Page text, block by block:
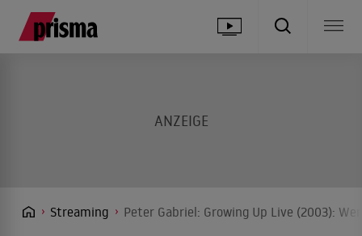
Streaming Peter Gabriel: Growing Up Live (2003):